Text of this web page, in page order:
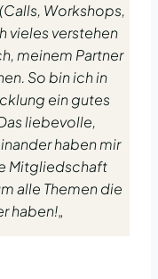
Workshops,
vieles verstehen
meinem Partner
So bin ich in
ein gutes
liebevolle,
haben mir
Mitgliedschaft
alle Themen die
haben!„